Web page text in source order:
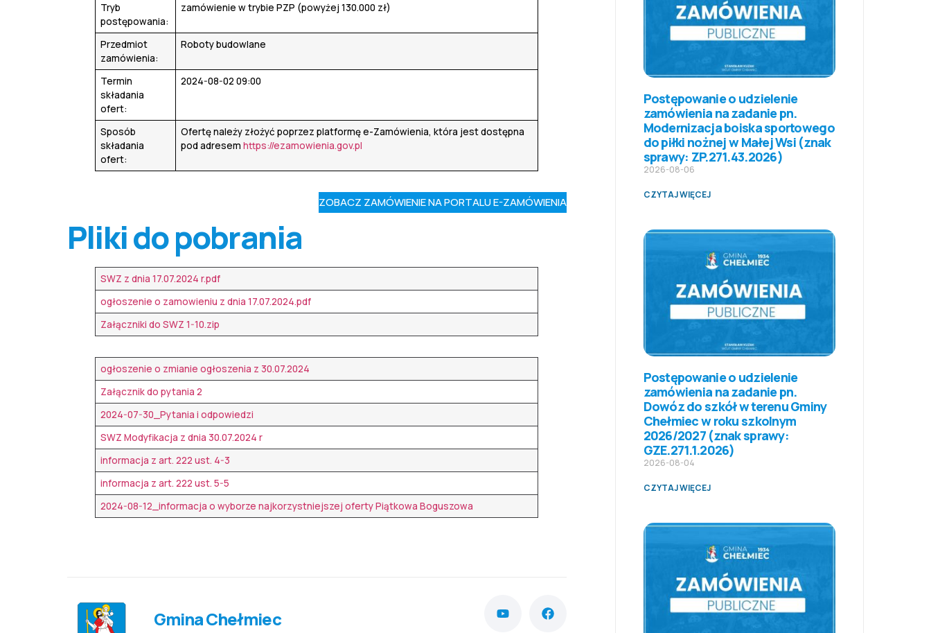
Tryb
postępowania:
zamówienie w trybie PZP (powyżej 130.000 zł)
Przedmiot
zamówienia:
Roboty budowlane
Termin
składania
ofert:
2024-08-02 09:00
Sposób
składania
ofert:
Ofertę należy złożyć poprzez platformę e-Zamówienia, która jest dostępna
pod adresem https://ezamowienia.gov.pl
ZOBACZ ZAMÓWIENIE NA PORTALU E-ZAMÓWIENIA
Pliki do pobrania
SWZ z dnia 17.07.2024 r.pdf
ogłoszenie o zamowieniu z dnia 17.07.2024.pdf
Załączniki do SWZ 1-10.zip
ogłoszenie o zmianie ogłoszenia z 30.07.2024
Załącznik do pytania 2
2024-07-30_Pytania i odpowiedzi
SWZ Modyfikacja z dnia 30.07.2024 r
informacja z art. 222 ust. 4-3
informacja z art. 222 ust. 5-5
2024-08-12_informacja o wyborze najkorzystniejszej oferty Piątkowa Boguszowa
Gmina Chełmiec
Postępowanie o udzielenie
zamówienia na zadanie pn.
Modernizacja boiska sportowego
do piłki nożnej w Małej Wsi (znak
sprawy: ZP.271.43.2026)
2026-08-06
CZYTAJ WIĘCEJ
Postępowanie o udzielenie
zamówienia na zadanie pn.
Dowóz do szkół w terenu Gminy
Chełmiec w roku szkolnym
2026/2027 (znak sprawy:
GZE.271.1.2026)
2026-08-04
CZYTAJ WIĘCEJ